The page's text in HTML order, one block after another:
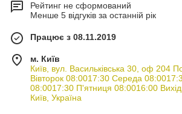
Рейтинг не сформований
Менше 5 відгуків за останній рік
Працює з 08.11.2019
м. Київ
Київ, вул. Васильківська 30, оф 204
Вівторок 08:0017:30 Середа
08:0017:30 П'ятниця 08:0016:00
Київ, Україна